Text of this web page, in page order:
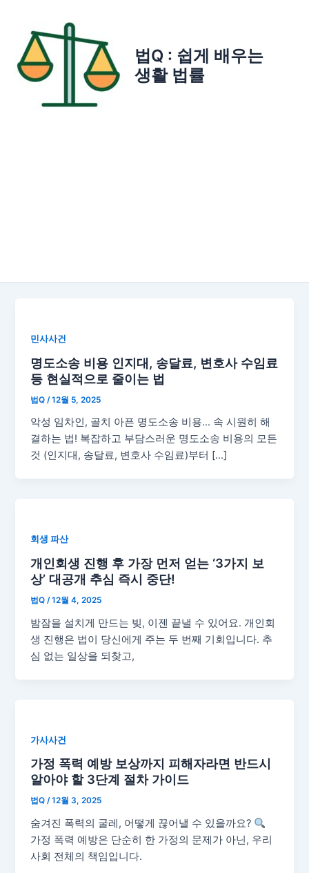
법Q : 쉽게 배우는
생활 법률
민사사건
명도소송 비용 인지대, 송달료, 변호사 수임료
등 현실적으로 줄이는 법
법Q /12월 5, 2025
악성 임차인, 골치 아픈 명도소송 비용… 속 시원히 해
결하는 법! 복잡하고 부담스러운 명도소송 비용의 모든
것 (인지대, 송달료, 변호사 수임료)부터 […]
회생 파산
개인회생 진행 후 가장 먼저 얻는 ‘3가지 보
상’ 대공개 추심 즉시 중단!
법Q/12월 4, 2025
밤잠을 설치게 만드는 빚, 이젠 끝낼 수 있어요. 개인회
생 진행은 법이 당신에게 주는 두 번째 기회입니다. 추
심 없는 일상을 되찾고,
가사사건
가정 폭력 예방 보상까지 피해자라면 반드시
알아야 할 3단계 절차 가이드
법Q/12월 3, 2025
숨겨진 폭력의 굴레, 어떻게 끊어낼 수 있을까요?
가정 폭력 예방은 단순히 한 가정의 문제가 아닌, 우리
사회 전체의 책임입니다.